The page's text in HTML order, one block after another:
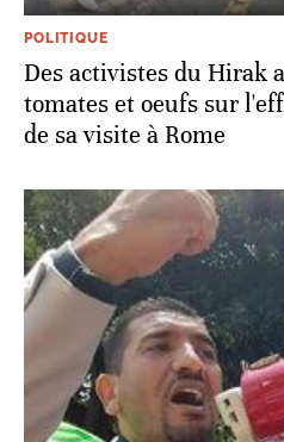
POLITIQUE
Des activistes du Hirak
tomates et oeufs sur
de sa visite à Rome